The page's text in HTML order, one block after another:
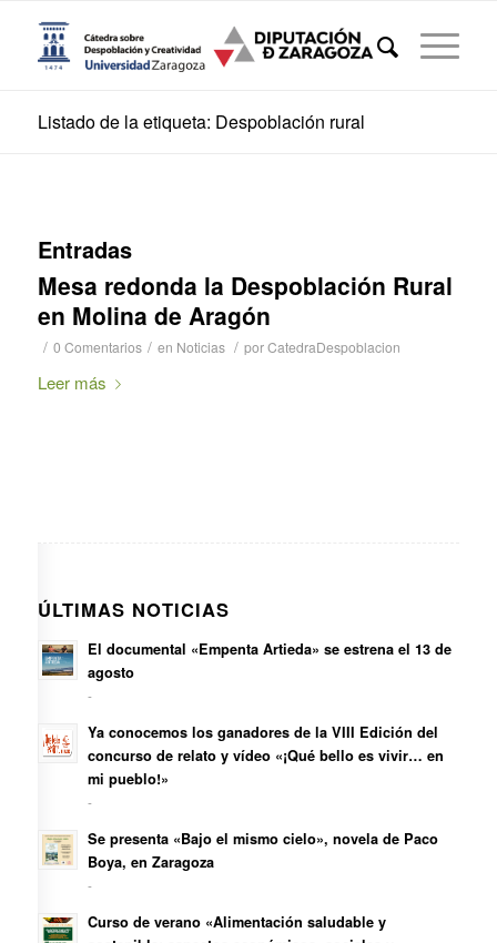
Listado de la etiqueta: Despoblación rural
Entradas
Mesa redonda la Despoblación Rural
en Molina de Aragón
/ 0 Comentarios / en Noticias / porCatedraDespoblacion
Leer más
ÚLTIMAS NOTICIAS
El documental «Empenta Artieda» se estrena el 13 de
agosto
-
Ya conocemos los ganadores de la VIII Edición del
concurso de relato y vídeo «¡Qué bello es vivir… en
mi pueblo!»
-
Se presenta «Bajo el mismo cielo», novela de Paco
Boya, en Zaragoza
-
Curso de verano «Alimentación saludable y